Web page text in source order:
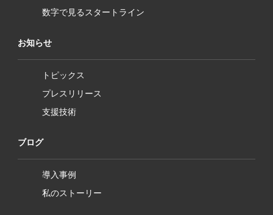
数字で見るスタートライン
お知らせ
トピックス
プレスリリース
支援技術
ブログ
導入事例
私のストーリー